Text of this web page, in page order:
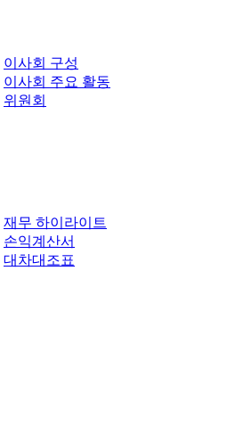
이사회 구성
이사회 주요 활동
위원회
재무 하이라이트
손익계산서
대차대조표